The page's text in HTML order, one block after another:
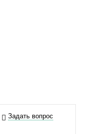
Задать вопрос